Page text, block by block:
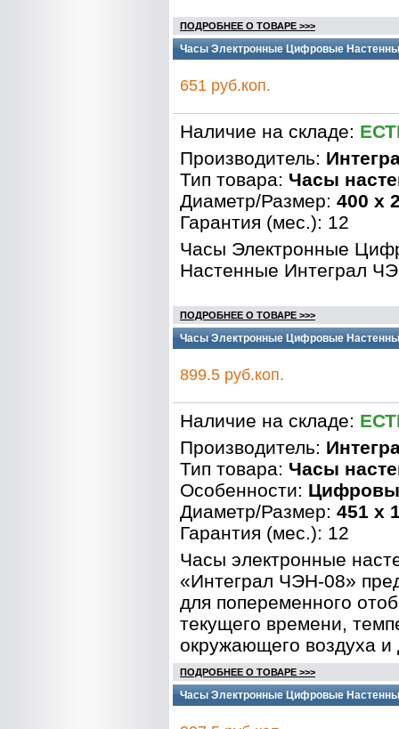
ПОДРОБНЕЕ О ТОВАРЕ >>>
Часы Электронные Цифровые
651 руб.коп.
Наличие на складе:
Производитель:
Тип товара: Часы
Диаметр/Размер: 400 x
Гарантия (мес.): 12
Часы Электронные
Настенные Интеграл
ПОДРОБНЕЕ О ТОВАРЕ >>>
Часы Электронные Цифровые
899.5 руб.коп.
Наличие на складе:
Производитель:
Тип товара: Часы
Особенности:
Диаметр/Размер: 451 x
Гарантия (мес.): 12
Часы электронные
«Интеграл ЧЭН-08»
для попеременного
текущего времени,
окружающего воздуха и
ПОДРОБНЕЕ О ТОВАРЕ >>>
Часы Электронные Цифровые